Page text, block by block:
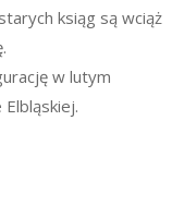
ksiąg są wciąż
w lutym